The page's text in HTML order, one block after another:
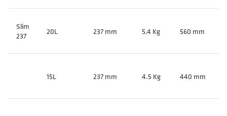
Slim
237
20L 237 mm 5.4 Kg 560 mm
15L 237 mm 4.5 Kg 440 mm